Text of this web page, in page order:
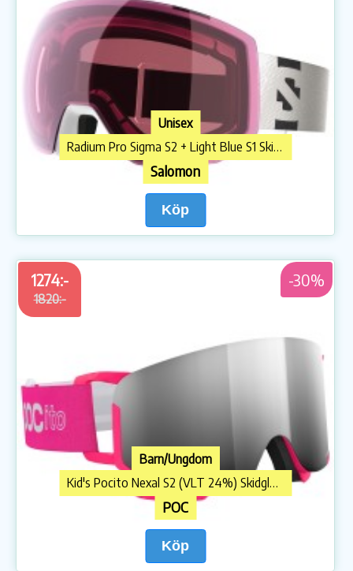
Unisex
Radium Pro Sigma S2 + Light Blue S1 Skidglasögon
Salomon
Köp
1274:-
1820:-
-30%
Barn/Ungdom
Kid's Pocito Nexal S2 (VLT 24%) Skidglasögon
POC
Köp